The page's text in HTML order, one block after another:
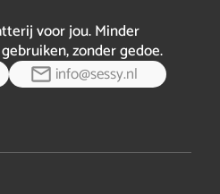
voor jou. Minder
zonder gedoe.
info@sessy.nl